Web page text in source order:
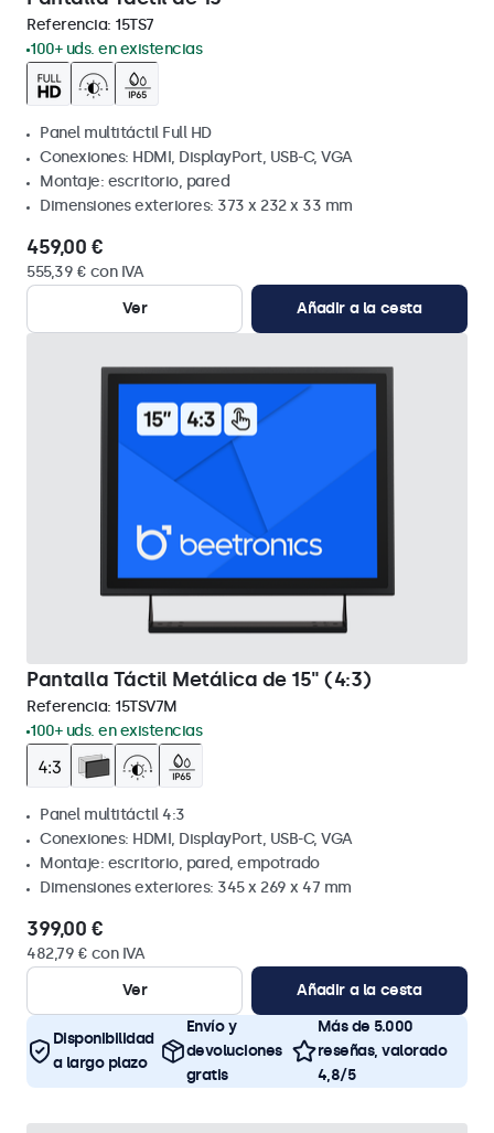
Referencia: 15TS7
100+ uds. en existencias
Panel multitáctil Full HD
Conexiones: HDMI, DisplayPort, USB-C, VGA
Montaje: escritorio, pared
Dimensiones exteriores: 373 x 232 x 33 mm
459,00 €
555,39 € con IVA
Ver
Añadir a la cesta
Pantalla Táctil Metálica de 15" (4:3)
Referencia: 15TSV7M
100+ uds. en existencias
Panel multitáctil 4:3
Conexiones: HDMI, DisplayPort, USB-C, VGA
Montaje: escritorio, pared, empotrado
Dimensiones exteriores: 345 x 269 x 47 mm
399,00 €
482,79 € con IVA
Ver
Añadir a la cesta
Disponibilidad
a largo plazo
Envío y
devoluciones
gratis
Más de 5.000
reseñas, valorado
4,8/5